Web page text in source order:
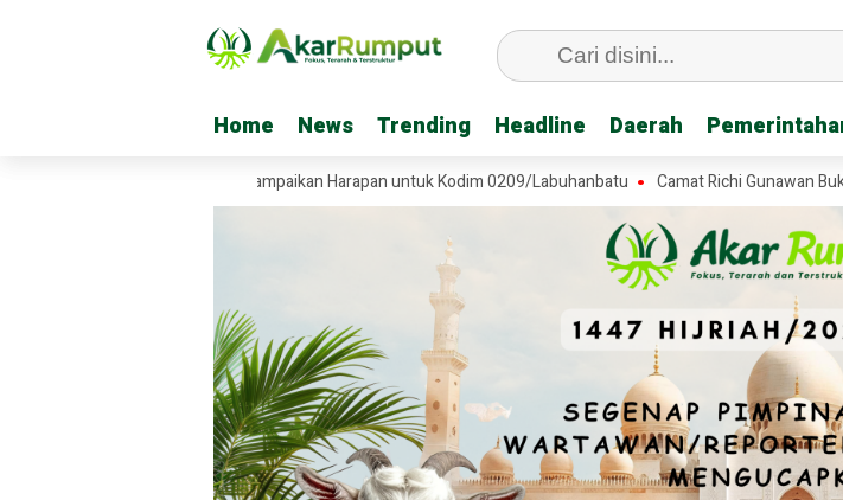
Home News Trending Headline Daerah
Home News Trending Headline Daerah
Tiga Kreator Ini Sampaikan Harapan untuk Kodim 0209/Labuhanbatu Camat Richi Gunawan Buka